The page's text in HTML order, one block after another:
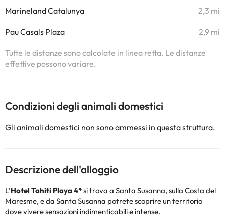
Marineland Catalunya 2,3 mi
Pau Casals Plaza 2,9 mi
Tutte le distanze sono calcolate in linea retta. Le distanze
effettive possono variare.
Condizioni degli animali domestici
Gli animali domestici non sono ammessi in questa struttura.
Descrizione dell'alloggio
L'Hotel Tahiti Playa 4*si trova a Santa Susanna, sulla Costa del
Maresme, e da Santa Susanna potrete scoprire un territorio
dove vivere sensazioni indimenticabili e intense.